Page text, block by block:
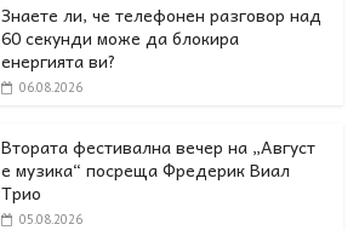
Знаете ли, че телефонен разговор над
60 секунди може да блокира
енергията ви?
06.08.2026
Втората фестивална вечер на „Август
е музика“ посреща Фредерик Виал
Трио
05.08.2026